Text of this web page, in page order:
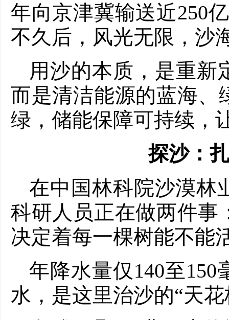
年向京津冀输送近250
不久后，风光无限，沙
用沙的本质，是重
而是清洁能源的蓝海、
绿，储能保障可持续，
探沙：
在中国林科院沙漠林
科研人员正在做两件事
决定着每一棵树能不能
年降水量仅140至
水，是这里治沙的“天花